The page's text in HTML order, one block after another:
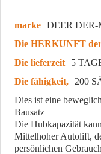
marke DEER DER-
Die HERKUNFT
Die lieferzeit
5
Die fähigkeit,
200
Dies ist eine
Bausatz
Die Hubkapazität
Mittelhoher Autolift,
persönlichen